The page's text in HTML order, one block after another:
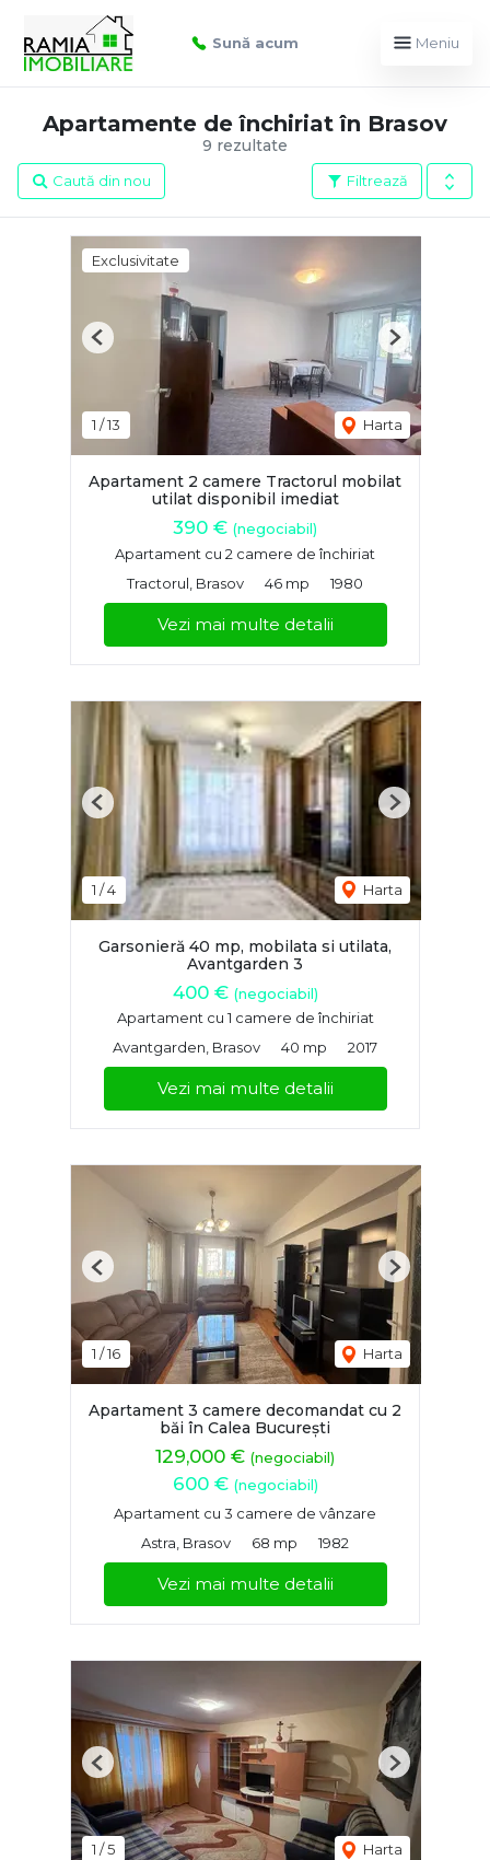
Sună acum Meniu
9 rezultate
Apartamente de închiriat în Brasov
Filtrează
Caută din nou
Exclusivitate
1 /13 Harta
Previous Next
Apartament 2 camere Tractorul mobilat
utilat disponibil imediat
390 € (negociabil)
Apartament cu 2 camere de închiriat
Tractorul, Brasov
46 mp 1980
Vezi mai multe detalii
1 /4 Harta
Previous Next
Garsonieră 40 mp, mobilata si utilata,
Avantgarden 3
400 € (negociabil)
Apartament cu 1 camere de închiriat
Avantgarden, Brasov
40 mp 2017
Vezi mai multe detalii
1 /16 Harta
Previous Next
Apartament 3 camere decomandat cu 2
băi în Calea București
129,000 € (negociabil)
600 € (negociabil)
Apartament cu 3 camere de vânzare
Astra, Brasov
68 mp 1982
Vezi mai multe detalii
1 /5 Harta
Previous Next